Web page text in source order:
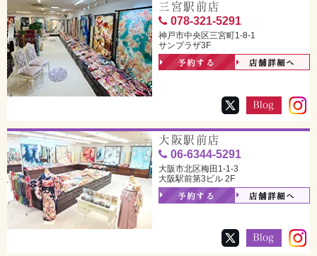
三宮駅前店
078-321-5291
神戸市中央区三宮町1-8-1
サンプラザ3F
予約する 店舗詳細へ
大阪駅前店
06-6344-5291
大阪市北区梅田1-1-3
大阪駅前第3ビル 2F
予約する 店舗詳細へ